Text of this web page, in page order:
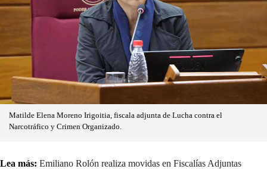
Matilde Elena Moreno Irigoitia, fiscala adjunta de Lucha contra el
Narcotráfico y Crimen Organizado.
Lea más: Emiliano Rolón realiza movidas en Fiscalías Adjuntas